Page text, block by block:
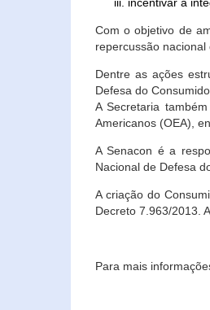
Com o objetivo de
repercussão nacional
Dentre as ações
Defesa do
A Secretaria
Americanos (OEA),
A Senacon é a
Nacional de Defesa
A criação do
Decreto 7.963/2013.
Para mais